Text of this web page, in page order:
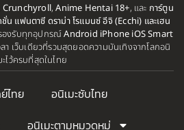
Crunchyroll,Anime Hentai 18+, และ การ์ตูน
น แฟนตาซี ดราม่า โรแมนซ์ อีจิ (Ecchi) และเฮน
รองรับทุกอุปกรณ์Android iPhone iOS Smart
เว็บเดียวที่รวมสุดยอดความบันเทิงจากโลกอนิ
ะไว้ครบที่สุดในไทย
ไทย
อนิเมะซับไทย
อนิเมะตามหมวดหมู่